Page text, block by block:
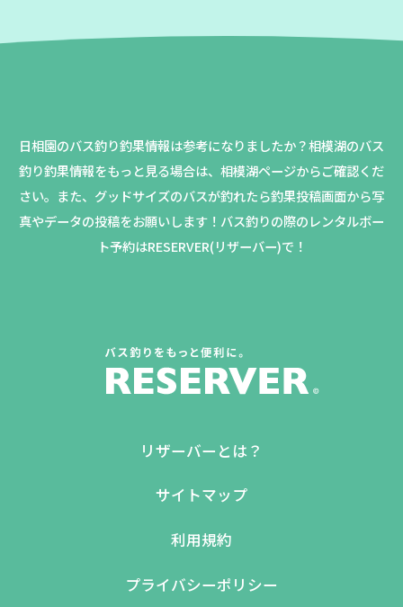
日相園のバス釣り釣果情報は参考になりましたか？相模湖のバス
釣り釣果情報をもっと見る場合は、相模湖ページからご確認くだ
さい。 また、グッドサイズのバスが釣れたら釣果投稿画面から写
真やデータの投稿をお願いします！バス釣りの際のレンタルボー
ト予約はRESERVER(リザーバー)で！
リザーバーとは？
サイトマップ
利用規約
プライバシーポリシー